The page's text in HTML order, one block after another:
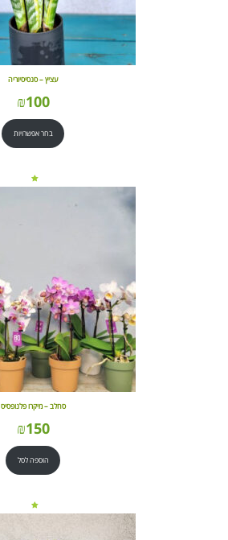
עציץ – סנסיסיוריה
₪100
בחר אפשרויות
סחלב – מיקרו פלנופסיס
₪150
הוספה לסל